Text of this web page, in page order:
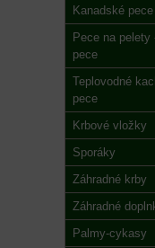
Kanadské pece
Pece na pelety
pece
Teplovodné
pece
Krbové vložky
Sporáky
Záhradné krby
Záhradné
Palmy-cykasy